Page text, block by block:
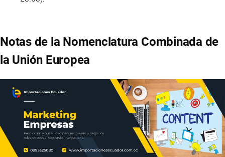
Notas de la Nomenclatura Combinada de
la Unión Europea